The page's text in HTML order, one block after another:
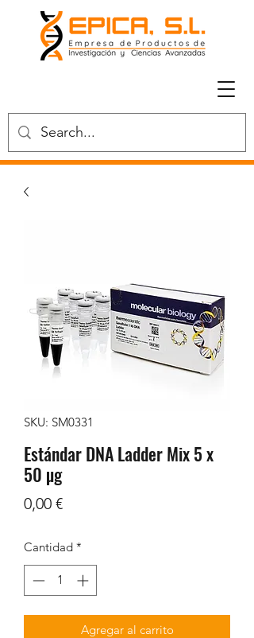
SKU: SM0331
Estándar DNA Ladder Mix 5 x
50 µg
0,00 €Precio
Cantidad *
Agregar al carrito